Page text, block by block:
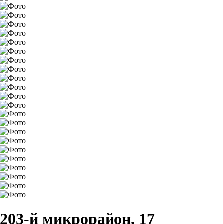
203-й микрорайон, 17